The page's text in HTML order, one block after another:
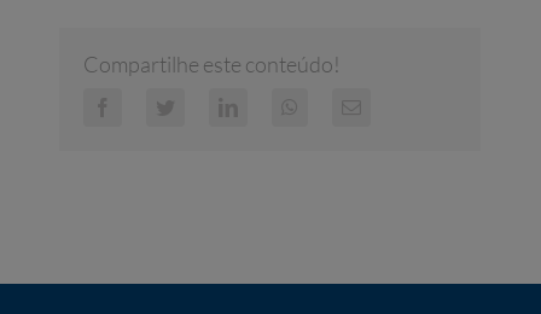
Compartilhe este conteúdo!